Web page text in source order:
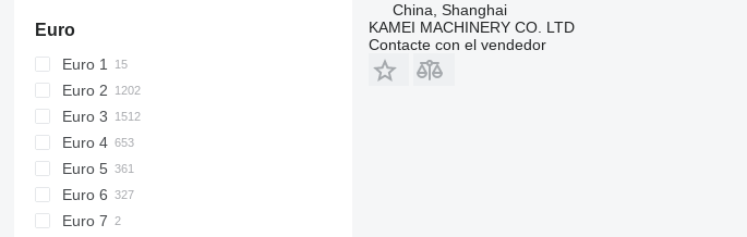
Euro
Euro 1
Euro 2
Euro 3
Euro 4
Euro 5
Euro 6
Euro 7
China, Shanghai
KAMEI MACHINERY CO. LTD
Contacte con el vendedor